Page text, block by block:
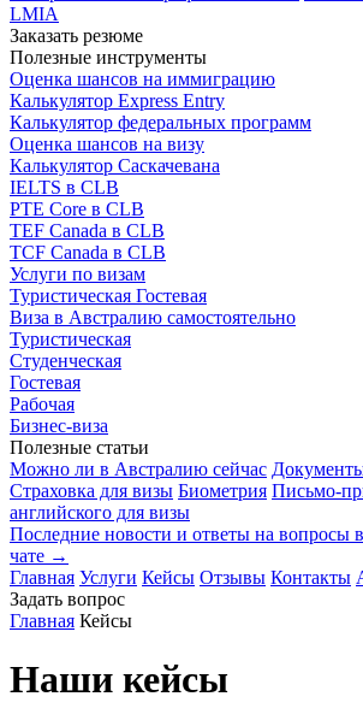
LMIA
Заказать резюме
Полезные инструменты
Оценка шансов на иммиграцию
Калькулятор Express Entry
Калькулятор федеральных программ
Оценка шансов на визу
Калькулятор Саскачевана
IELTS в CLB
PTE Core в CLB
TEF Canada в CLB
TCF Canada в CLB
Услуги по визам
Туристическая Гостевая
Виза в Австралию самостоятельно
Туристическая
Студенческая
Гостевая
Рабочая
Бизнес-виза
Полезные статьи
Можно ли в Австралию сейчас
Страховка для визы Биометрия Письмо-
английского для визы
Последние новости и ответы на вопросы
чате →
Главная Услуги Кейсы Отзывы Контакты
Задать вопрос
Главная Кейсы
Наши кейсы